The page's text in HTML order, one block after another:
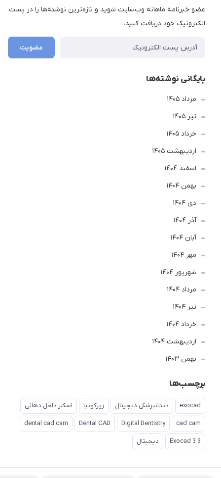
عضو خبرنامه ماهانه وب‌سایت شوید و تازه‌ترین نوشته‌ها را در پست
الکترونیک خود دریافت کنید.
عضویت
بایگانی نوشته‌ها
مرداد 1405
تير 1405
خرداد 1405
ارديبهشت 1405
اسفند 1404
بهمن 1404
دی 1404
آذر 1404
آبان 1404
مهر 1404
شهریور 1404
مرداد 1404
تير 1404
خرداد 1404
ارديبهشت 1404
بهمن 1403
برچسب‌ها
exocad دندانپزشکی دیجیتال زیرکونیا اسکنر داخل دهانی
cad cam
Digital Dentistry
Dental CAD
dental cad cam
Exocad 3 3 دیجیتال